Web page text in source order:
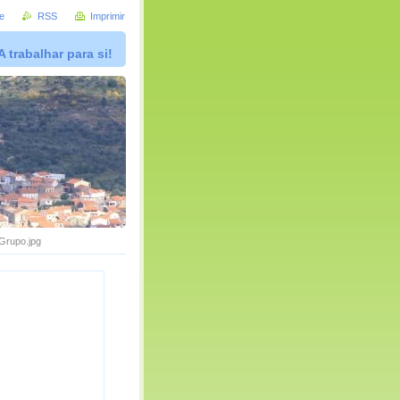
trabalhar para si!
RSS Imprimir